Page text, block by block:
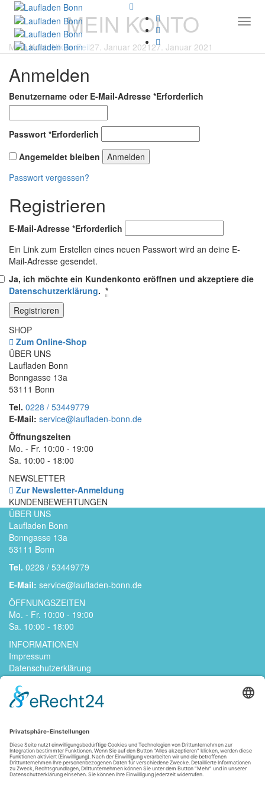
MEIN KONTO
Mein KontoNiklas Feil27. Januar 2021 27. Januar 2021
Anmelden
Benutzername oder E-Mail-Adresse *Erforderlich
Passwort *Erforderlich
Angemeldet bleiben
Anmelden
Passwort vergessen?
Registrieren
E-Mail-Adresse *Erforderlich
Ein Link zum Erstellen eines neuen Passwort wird an deine E-
Mail-Adresse gesendet.
Ja, ich möchte ein Kundenkonto eröffnen und akzeptiere die
Datenschutzerklärung. *
Registrieren
SHOP
Zum Online-Shop
ÜBER UNS
Laufladen Bonn
Bonngasse 13a
53111 Bonn
Tel. 0228 / 53449779
E-Mail: service@laufladen-bonn.de
Öffnungszeiten
Mo. - Fr. 10:00 - 19:00
Sa. 10:00 - 18:00
NEWSLETTER
Zur Newsletter-Anmeldung
KUNDENBEWERTUNGEN
ÜBER UNS
Laufladen Bonn
Bonngasse 13a
53111 Bonn
Tel. 0228 / 53449779
E-Mail: service@laufladen-bonn.de
ÖFFNUNGSZEITEN
Mo. - Fr. 10:00 - 19:00
Sa. 10:00 - 18:00
INFORMATIONEN
Impressum
Datenschutzerklärung
Kontakt
Jobs
AGB
Zahlungsarten
FOLGE UNS